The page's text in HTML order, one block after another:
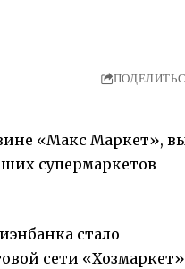
«Макс Маркет»,
супермаркетов
стало
сети